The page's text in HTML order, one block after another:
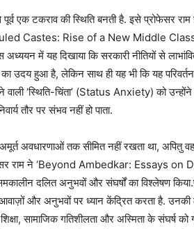
एक टकराव की स्थिति बनती है. इसे प्रोफेसर राम
Castes: Rise of a New Middle Class’,
में यह दिखाया कि सरकारी नीतियों से
उदय हुआ है, लेकिन साथ ही यह भी कि यह
‘स्थिति-चिंता’ (Status Anxiety) को उन्होंने
तौर पर संभव नहीं हो पाता.
अवधारणाओं तक सीमित नहीं रखता था, अपितु
राम ने ‘Beyond Ambedkar: Essays on
दलित अनुभवों और संघर्षों का विश्लेषण
और अनुभवों पर ध्यान केंद्रित करता है.
सामाजिक गतिशीलता और अस्मिता के संघर्ष